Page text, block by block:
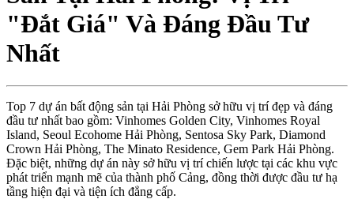
"Đắt Giá" Và Đáng Đầu Tư
Nhất
Top 7 dự án bất động sản tại Hải Phòng sở hữu vị trí đẹp và đáng
đầu tư nhất bao gồm: Vinhomes Golden City, Vinhomes Royal
Island, Seoul Ecohome Hải Phòng, Sentosa Sky Park, Diamond
Crown Hải Phòng, The Minato Residence, Gem Park Hải Phòng.
Đặc biệt, những dự án này sở hữu vị trí chiến lược tại các khu vực
phát triển mạnh mẽ của thành phố Cảng, đồng thời được đầu tư hạ
tầng hiện đại và tiện ích đẳng cấp.